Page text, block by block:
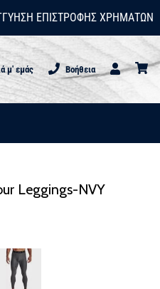
ΕΠΙΣΤΡΟΦΉΣ ΧΡΗΜΆΤΩΝ
μ' εμάς
Βοήθεια
Χρήστης
Leggings-NVY